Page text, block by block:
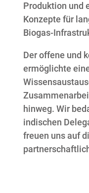
Produktion und
Konzepte für
Biogas-
Der offene und
ermöglichte
hinweg. Wir
indischen
freuen uns auf